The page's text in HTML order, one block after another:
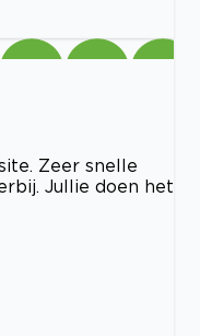
Zeer snelle
Jullie doen het